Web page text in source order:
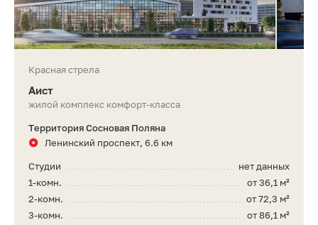
Красная стрела
Аист
жилой комплекс комфорт-класса
Территория Сосновая Поляна
Ленинский проспект, 6.6 км
нет данных
Студии
от 36,1 м²
1-комн.
от 72,3 м²
2-комн.
от 86,1 м²
3-комн.